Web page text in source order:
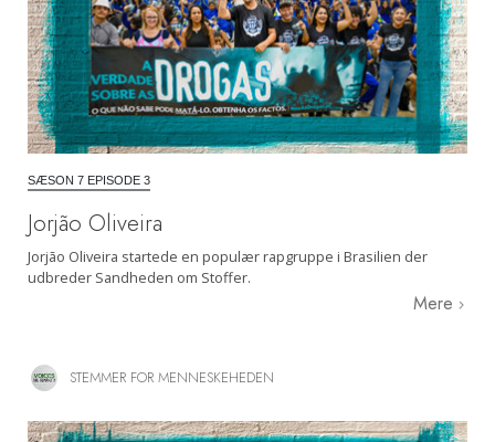
SÆSON 7 EPISODE 3
Jorjão Oliveira
Jorjão Oliveira startede en populær rapgruppe i Brasilien der
udbreder Sandheden om Stoffer.
Mere
STEMMER FOR MENNESKEHEDEN